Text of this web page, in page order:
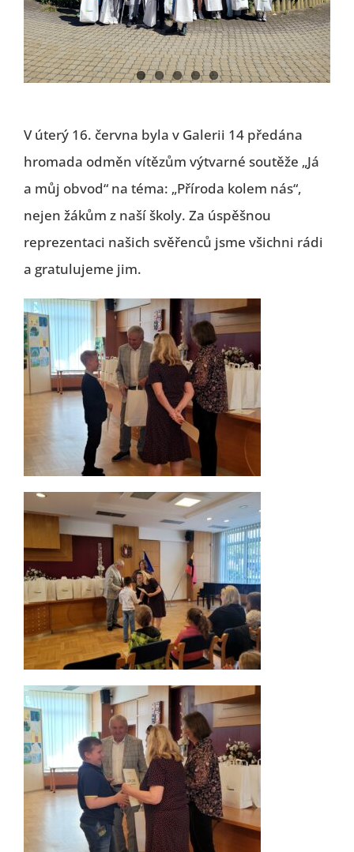
V úterý 16. června byla v Galerii 14 předána
hromada odměn vítězům výtvarné soutěže „Já
a můj obvod“ na téma: „Příroda kolem nás“,
nejen žákům z naší školy. Za úspěšnou
reprezentaci našich svěřenců jsme všichni rádi
a gratulujeme jim.